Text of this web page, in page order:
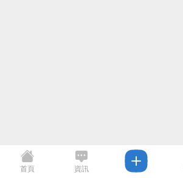
首頁 資訊